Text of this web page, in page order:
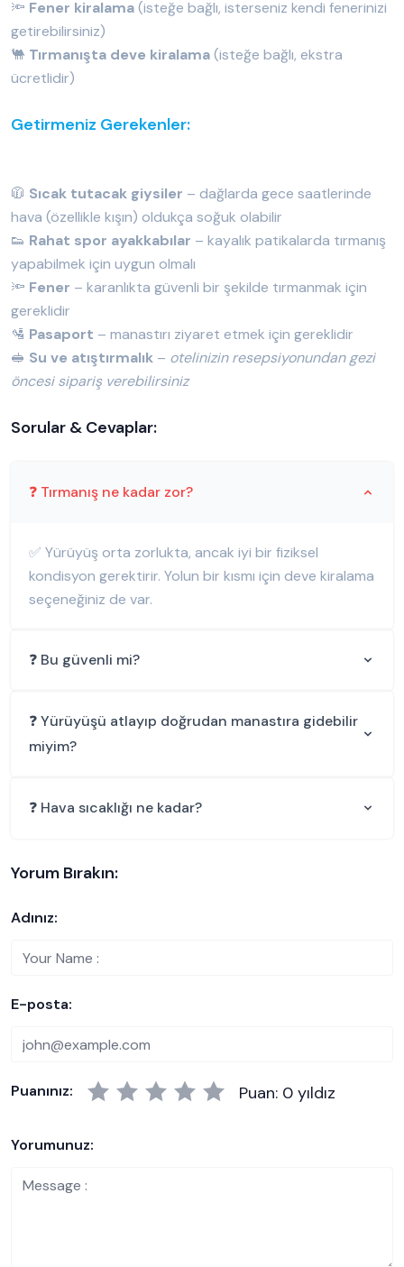
🔦 Fener kiralama(isteğe bağlı, isterseniz kendi fenerinizi
getirebilirsiniz)
🐫 Tırmanışta deve kiralama(isteğe bağlı, ekstra
ücretlidir)
Getirmeniz Gerekenler:
🧥 Sıcak tutacak giysiler – dağlarda gece saatlerinde
hava (özellikle kışın) oldukça soğuk olabilir
👟 Rahat spor ayakkabılar – kayalık patikalarda tırmanış
yapabilmek için uygun olmalı
🔦 Fener – karanlıkta güvenli bir şekilde tırmanmak için
gereklidir
🛂 Pasaport – manastırı ziyaret etmek için gereklidir
🥪 Su ve atıştırmalık – otelinizin resepsiyonundan gezi
öncesi sipariş verebilirsiniz
Sorular & Cevaplar:
❓ Tırmanış ne kadar zor?
✅ Yürüyüş orta zorlukta, ancak iyi bir fiziksel
kondisyon gerektirir. Yolun bir kısmı için deve kiralama
seçeneğiniz de var.
❓ Bu güvenli mi?
❓ Yürüyüşü atlayıp doğrudan manastıra gidebilir
miyim?
❓ Hava sıcaklığı ne kadar?
Yorum Bırakın:
Adınız:
E-posta:
Puanınız: Puan: 0 yıldız
Yorumunuz: